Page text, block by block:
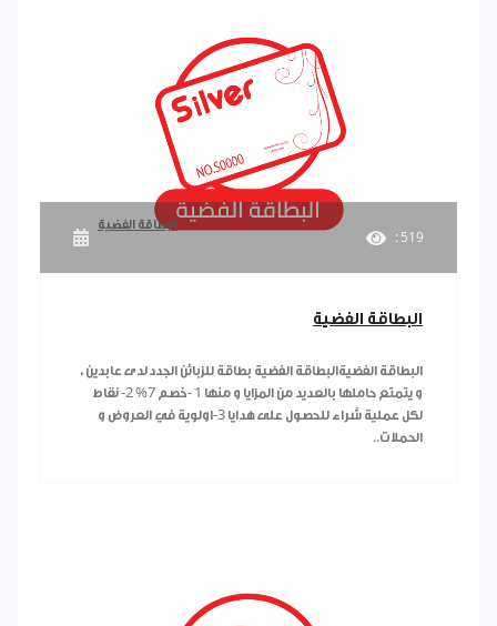
البطاقة الفضية
: 519
البطاقة الفضية
البطاقة الفضيةالبطاقة الفضية بطاقة للزبائن الجدد لدى عابدين ،
و يتمتع حاملها بالعديد من المزايا و منها 1 -خصم 7% 2- نقاط
لكل عملية شراء للحصول على هدايا 3-اولوية في العروض و
الحملات..